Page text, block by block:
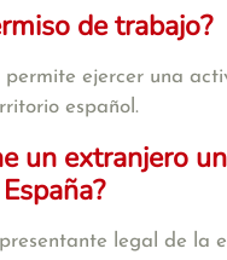
de trabajo?
permite ejercer una
español.
un extranjero
legal de la